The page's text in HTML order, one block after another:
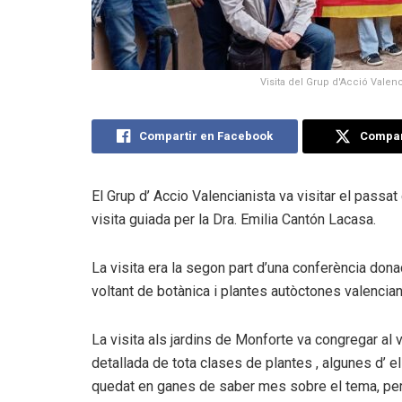
Visita del Grup d'Acció
Compartir en Facebook
El Grup d’ Accio Valencianista va visitar el
visita guiada per la Dra. Emilia Cantón Lacasa.
La visita era la segon part d’una conferència
voltant de botànica i plantes autòctones
La visita als jardins de Monforte va congregar al
detallada de tota clases de plantes , algunes d’
quedat en ganes de saber mes sobre el tema,